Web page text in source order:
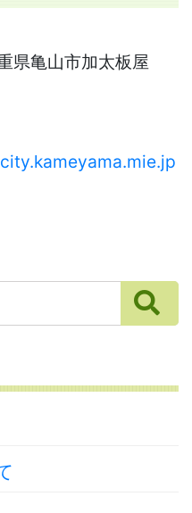
県亀山市加太板屋